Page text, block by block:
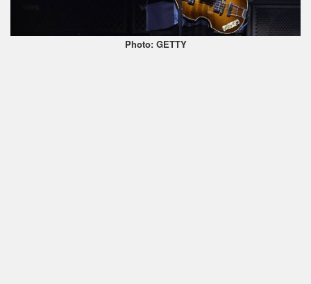
Photo: GETTY